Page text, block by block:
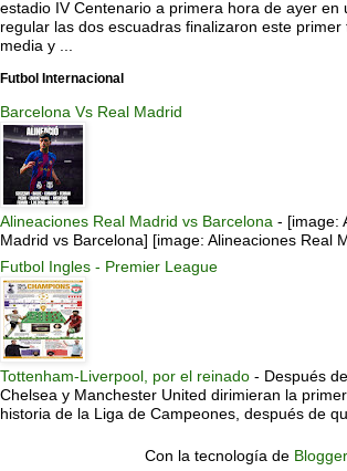
estadio IV Centenario a primera hora de ayer en
regular las dos escuadras finalizaron este primer
media y ...
Futbol Internacional
Barcelona Vs Real Madrid
Alineaciones Real Madrid vs Barcelona - [image:
Madrid vs Barcelona] [image: Alineaciones Real
Futbol Ingles - Premier League
Tottenham-Liverpool, por el reinado - Después
Chelsea y Manchester United dirimieran la
historia de la Liga de Campeones, después de
Con la tecnología de Blogger.